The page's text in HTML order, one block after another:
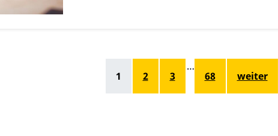
1 2 3
…
68 weiter